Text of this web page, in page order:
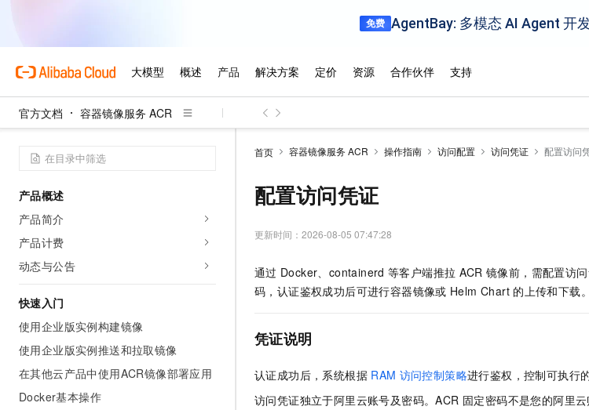
官方文档 容器镜像服务 ACR
产品概述
产品简介
产品计费
动态与公告
快速入门
使用企业版实例构建镜像
使用企业版实例推送和拉取镜像
在其他云产品中使用ACR镜像部署应用
Docker基本操作
首页 容器镜像服务 ACR 操作指南 访问配置 访问凭证 配置访问
配置访问凭证
更新时间： 2026-08-05 07:47:28
通过 Docker、containerd 等客户端推拉 ACR 镜像前，需配置访
码，认证鉴权成功后可进行容器镜像或 Helm Chart 的上传和下载。
凭证说明
认证成功后，系统根据 RAM 访问控制策略进行鉴权，控制可执行
访问凭证独立于阿里云账号及密码。ACR 固定密码不是您的阿里